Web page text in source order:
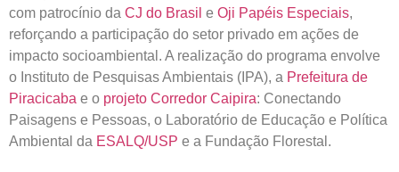
com patrocínio da CJ do Brasil e Oji Papéis Especiais,
reforçando a participação do setor privado em ações de
impacto socioambiental. A realização do programa envolve
o Instituto de Pesquisas Ambientais (IPA), a Prefeitura de
Piracicaba e o projeto Corredor Caipira: Conectando
Paisagens e Pessoas, o Laboratório de Educação e Política
Ambiental da ESALQ/USP e a Fundação Florestal.